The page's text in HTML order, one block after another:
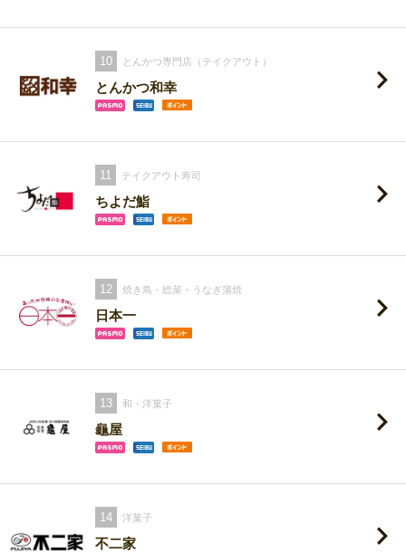
10 とんかつ専門店（テイクアウト）
とんかつ和幸
11 テイクアウト寿司
ちよだ鮨
12 焼き鳥・総菜・うなぎ蒲焼
日本一
13 和・洋菓子
龜屋
14 洋菓子
不二家